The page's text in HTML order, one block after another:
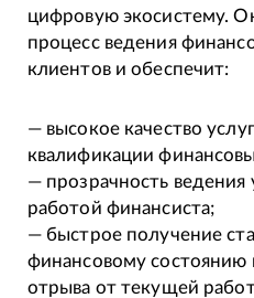
цифровую экосистему.
процесс ведения
клиентов и обеспечит:
— высокое качество
квалификации
— прозрачность ведения
работой финансиста;
— быстрое получение
финансовому состоянию
отрыва от текущей